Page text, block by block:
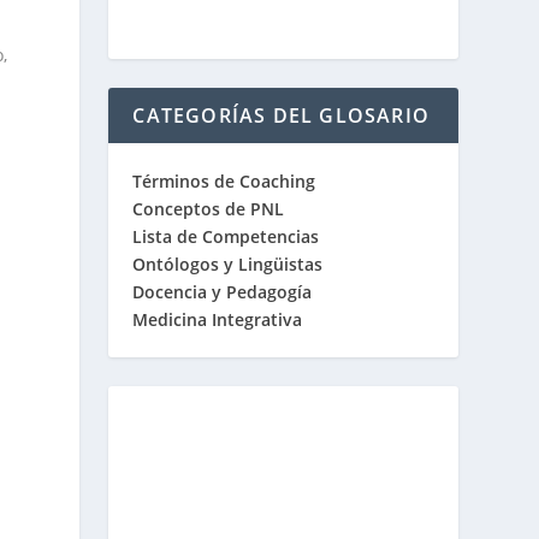
CATEGORÍAS DEL GLOSARIO
Términos de Coaching
Conceptos de PNL
Lista de Competencias
Ontólogos y Lingüistas
Docencia y Pedagogía
Medicina Integrativa